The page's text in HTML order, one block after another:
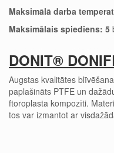
Maksimālā darba
Maksimālais spiediens: 5
DONIT®
Augstas kvalitātes
paplašināts PTFE un
ftoroplasta kompozīti.
tos var izmantot ar